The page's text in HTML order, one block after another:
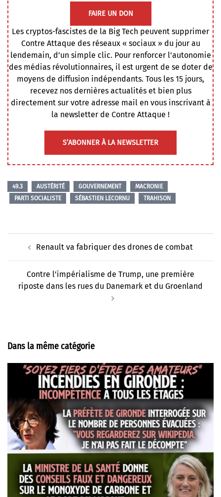
FAIRE UN DON
Les cryptos-fascistes de la Big Tech peuvent supprimer
Contre Attaque des réseaux « sociaux » du jour au
lendemain, d’un simple clic. Pour renforcer l’autonomie
des médias révolutionnaires, il est urgent de se doter de
moyens de diffusion indépendants. Tous les 15 jours,
recevez nos dernières actualités et bien plus
directement sur votre adresse mail en vous inscrivant à
la newsletter de Contre Attaque !
S’ABONNER À LA NEWSLETTER
49.3 AUSTÉRITÉ GOUVERNEMENT
MACRONIE
PARTI SOCIALISTE
SÉBASTIEN LECORNU TRAHISON
d’articleRenault va fabriquer des drones de combat
Contre l’impérialisme de Trump, une première
riposte dans les rues du Danemark et du Groenland
Dans la même catégorie